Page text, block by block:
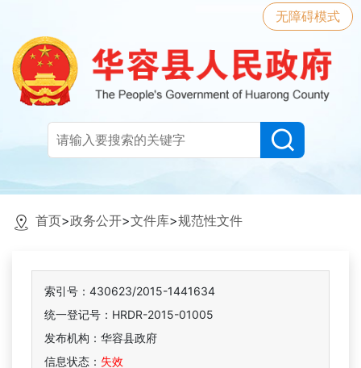
无障碍模式
首页>政务公开>文件库>规范性文件
索引号：430623/2015-1441634
统一登记号：HRDR-2015-01005
发布机构：华容县政府
信息状态： 失效